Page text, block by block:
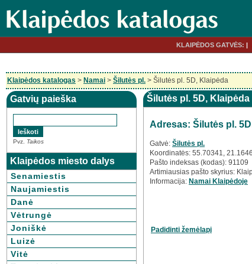
KLAIPĖDOS GATVĖS:
Klaipėdos katalogas > Namai > Šilutės pl. > Šilutės pl. 5D, Klaipėda
Gatvių paieška
Pvz. Taikos
Klaipėdos miesto dalys
Senamiestis
Naujamiestis
Danė
Vėtrungė
Joniškė
Luizė
Vitė
Šilutės pl. 5D, Klaipėda
Adresas: Šilutės pl.
Gatvė: Šilutės pl.
Koordinatės: 55.70341,
Pašto indeksas (kodas): 91109
Artimiausias pašto skyrius:
Informacija: Namai Klaipėdoje
Padidinti žemėlapį